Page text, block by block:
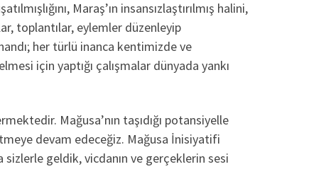
Maraş’ın insansızlaştırılmış halini,
toplantılar, eylemler düzenleyip
her türlü inanca kentimizde ve
için yaptığı çalışmalar dünyada yankı
Mağusa’nın taşıdığı potansiyelle
devam edeceğiz. Mağusa İnisiyatifi
geldik, vicdanın ve gerçeklerin sesi